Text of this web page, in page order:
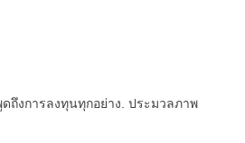
ถึงการลงทุนทุกอย่าง. ประมวลภาพ